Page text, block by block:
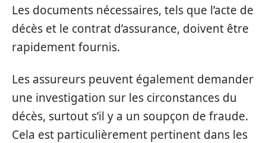
Les documents nécessaires, tels que l’acte de
décès et le contrat d’assurance, doivent être
rapidement fournis.
Les assureurs peuvent également demander
une investigation sur les circonstances du
décès, surtout s’il y a un soupçon de fraude.
Cela est particulièrement pertinent dans les